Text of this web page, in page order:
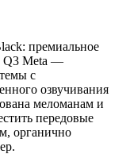
премиальное
Q3 Meta —
с
озвучивания
меломанам и
передовые
органично